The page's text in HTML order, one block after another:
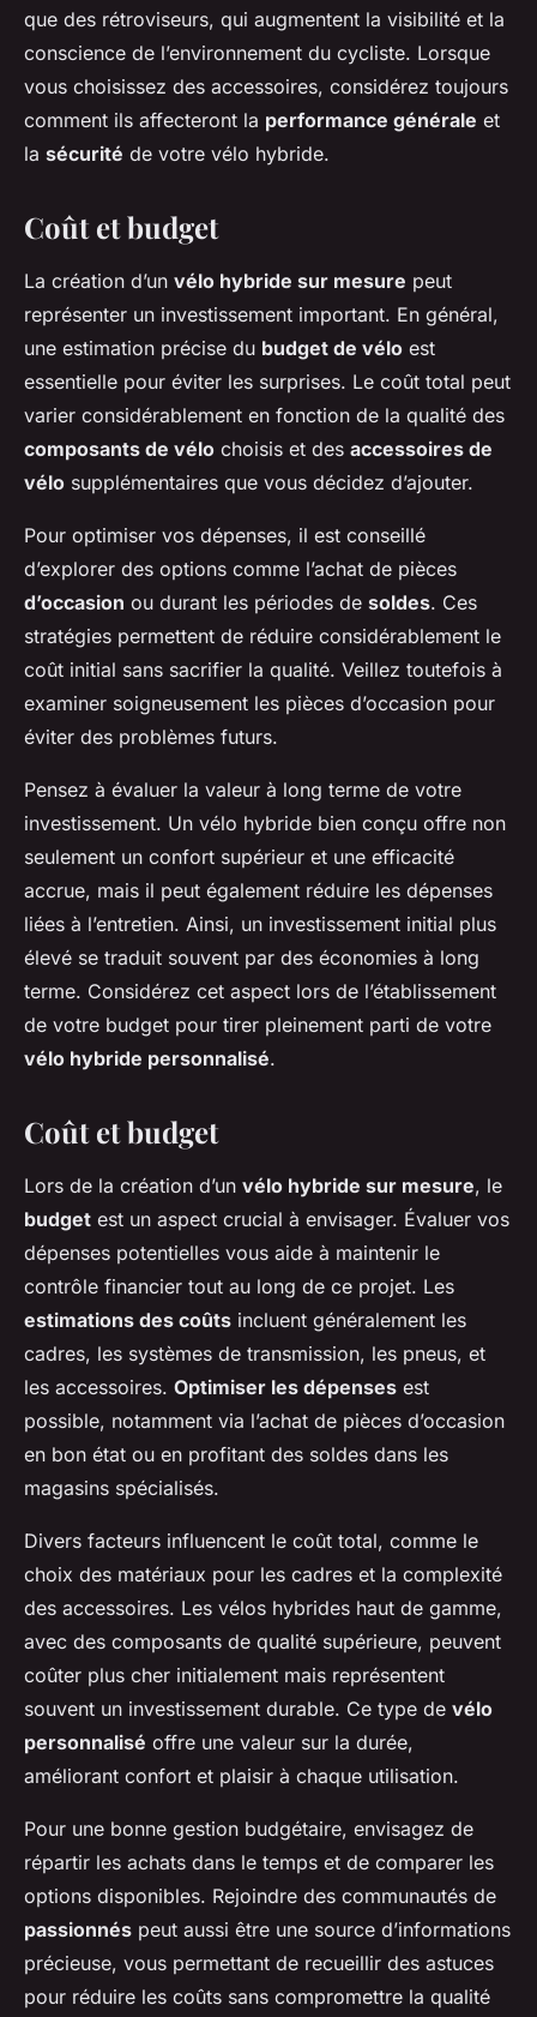
que des rétroviseurs, qui augmentent la visibilité et la
conscience de l’environnement du cycliste. Lorsque
vous choisissez des accessoires, considérez toujours
comment ils affecteront la performance générale et
la sécurité de votre vélo hybride.
Coût et budget
La création d’un vélo hybride sur mesure peut
représenter un investissement important. En général,
une estimation précise du budget de vélo est
essentielle pour éviter les surprises. Le coût total peut
varier considérablement en fonction de la qualité des
composants de vélo choisis et des accessoires de
vélo supplémentaires que vous décidez d’ajouter.
Pour optimiser vos dépenses, il est conseillé
d’explorer des options comme l’achat de pièces
d’occasion ou durant les périodes de soldes. Ces
stratégies permettent de réduire considérablement le
coût initial sans sacrifier la qualité. Veillez toutefois à
examiner soigneusement les pièces d’occasion pour
éviter des problèmes futurs.
Pensez à évaluer la valeur à long terme de votre
investissement. Un vélo hybride bien conçu offre non
seulement un confort supérieur et une efficacité
accrue, mais il peut également réduire les dépenses
liées à l’entretien. Ainsi, un investissement initial plus
élevé se traduit souvent par des économies à long
terme. Considérez cet aspect lors de l’établissement
de votre budget pour tirer pleinement parti de votre
vélo hybride personnalisé.
Coût et budget
Lors de la création d’un vélo hybride sur mesure, le
budget est un aspect crucial à envisager. Évaluer vos
dépenses potentielles vous aide à maintenir le
contrôle financier tout au long de ce projet. Les
estimations des coûts incluent généralement les
cadres, les systèmes de transmission, les pneus, et
les accessoires. Optimiser les dépenses est
possible, notamment via l’achat de pièces d’occasion
en bon état ou en profitant des soldes dans les
magasins spécialisés.
Divers facteurs influencent le coût total, comme le
choix des matériaux pour les cadres et la complexité
des accessoires. Les vélos hybrides haut de gamme,
avec des composants de qualité supérieure, peuvent
coûter plus cher initialement mais représentent
souvent un investissement durable. Ce type de vélo
personnalisé offre une valeur sur la durée,
améliorant confort et plaisir à chaque utilisation.
Pour une bonne gestion budgétaire, envisagez de
répartir les achats dans le temps et de comparer les
options disponibles. Rejoindre des communautés de
passionnés peut aussi être une source d’informations
précieuse, vous permettant de recueillir des astuces
pour réduire les coûts sans compromettre la qualité